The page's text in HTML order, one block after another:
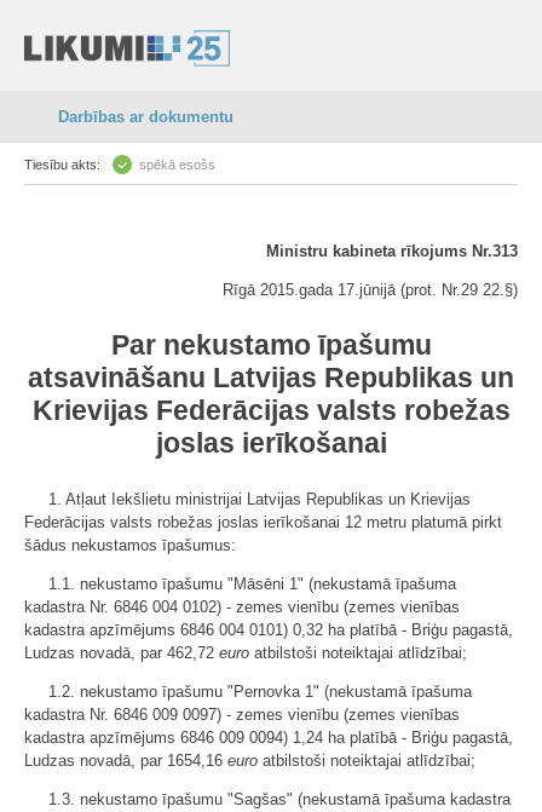
Darbības ar dokumentu
Tiesību akts: spēkā esošs
Ministru kabineta rīkojums Nr.313
Rīgā 2015.gada 17.jūnijā (prot. Nr.29 22.§)
Par nekustamo īpašumu
atsavināšanu Latvijas Republikas un
Krievijas Federācijas valsts robežas
joslas ierīkošanai
1. Atļaut Iekšlietu ministrijai Latvijas Republikas un Krievijas
Federācijas valsts robežas joslas ierīkošanai 12 metru platumā pirkt
šādus nekustamos īpašumus:
1.1. nekustamo īpašumu "Māsēni 1" (nekustamā īpašuma
kadastra Nr. 6846 004 0102) - zemes vienību (zemes vienības
kadastra apzīmējums 6846 004 0101) 0,32 ha platībā - Briģu pagastā,
Ludzas novadā, par 462,72 euro atbilstoši noteiktajai atlīdzībai;
1.2. nekustamo īpašumu "Pernovka 1" (nekustamā īpašuma
kadastra Nr. 6846 009 0097) - zemes vienību (zemes vienības
kadastra apzīmējums 6846 009 0094) 1,24 ha platībā - Briģu pagastā,
Ludzas novadā, par 1654,16 euro atbilstoši noteiktajai atlīdzībai;
1.3. nekustamo īpašumu "Sagšas" (nekustamā īpašuma kadastra